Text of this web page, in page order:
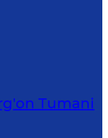
Tumani